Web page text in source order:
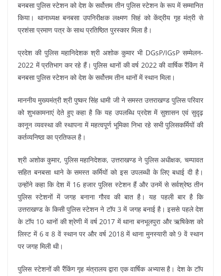
बनबसा पुलिस स्टेशन को देश के सर्वोत्तम तीन पुलिस स्टेशन के रूप में सम्मानित
किया। थानाध्यक्ष बनबसा उपनिरीक्षक लक्ष्मण सिहं को केंद्रीय गृह मंत्री से
प्रशंसा प्रमाण पत्र के साथ प्रतिष्ठित पुरस्कार मिला है।
प्रदेश की पुलिस महानिदेशक श्री अशोक कुमार भी DGsP/IGsP सम्मेलन-
2022 में प्रतिभाग कर रहे हैं। पुलिस थानों की वर्ष 2022 की वार्षिक रैंकिंग में
बनबसा पुलिस स्टेशन को देश के सर्वोत्तम तीन थानों में स्थान मिला।
माननीय मुख्यमंत्री श्री पुष्कर सिंह धामी जी ने समस्त उत्तराखण्ड पुलिस परिवार
को शुभकामनाएं देते हुए कहा है कि यह उपलब्धि प्रदेश में सुशासन एवं सुदृढ़
कानून व्यवस्था की स्थापना में महत्वपूर्ण भूमिका निभा रहे सभी पुलिसकर्मियों की
कर्तव्यनिष्ठा का प्रतिफल है।
श्री अशोक कुमार, पुलिस महानिदेशक, उत्तराखण्ड ने पुलिस अधीक्षक, चम्पावत
सहित बनबसा थाने के समस्त कर्मियों को इस उपलब्धी के लिए बधाई दी है।
उन्होंने कहा कि देश में 16 हजार पुलिस स्टेशन हैं और उनमें से सर्वश्रेष्ठ तीन
पुलिस स्टेशनों में जगह बनाना गौरव की बात है। यह पहली बार है कि
उत्तराखण्ड के किसी पुलिस स्टेशन ने टॉप 3 में जगह बनाई है। इससे पहले देश
के टॉप 10 थानों की श्रेणी में वर्ष 2017 में थाना बनभूलपुरा और ऋषिकेश को
लिस्ट में 6 व 8 वें स्थान पर और वर्ष 2018 में थाना मुनस्यारी को 9 वें स्थान
पर जगह मिली थी।
पुलिस स्टेशनों की रैंकिंग गृह मंत्रालय द्वारा एक वार्षिक अभ्यास है। देश के टॉप